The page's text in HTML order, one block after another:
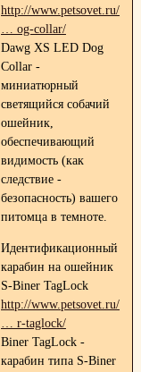
http://www.petsovet.ru/
… og-collar/
Dawg XS LED Dog
Collar -
миниатюрный
светящийся собачий
ошейник,
обеспечивающий
видимость (как
следствие -
безопасность) вашего
питомца в темноте.
Идентификационный
карабин на ошейник
S-Biner TagLock
http://www.petsovet.ru/
… r-taglock/
Biner TagLock -
карабин типа S-Biner